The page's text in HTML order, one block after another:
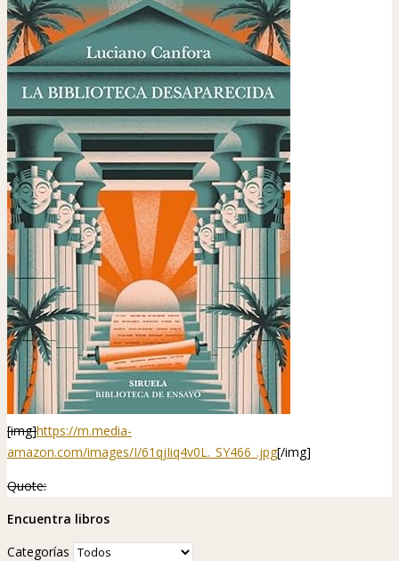
[img]https://m.media-
amazon.com/images/I/61qjIiq4v0L._SY466_.jpg[/img]
Quote:
Encuentra libros
Categorías